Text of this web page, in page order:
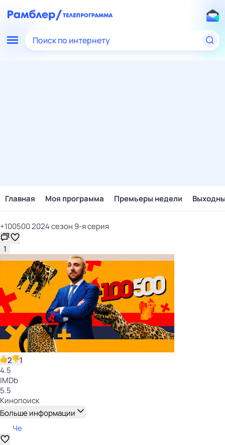
Поиск по интернету
Главная Моя программа Премьеры недели
+100500 2024 сезон 9-я серия
1
2
1
4.5
IMDb
5.5
Кинопоиск
Больше информации
Че